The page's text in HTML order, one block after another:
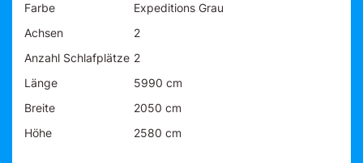
Farbe
Expeditions Grau
Achsen
2
Anzahl Schlafplätze 2
Länge
5990 cm
Breite
2050 cm
Höhe
2580 cm